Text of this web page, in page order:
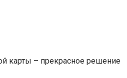
карты – прекрасное решение